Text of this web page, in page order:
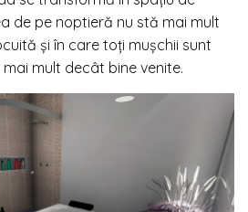
de pe noptieră nu stă mai mult
și în care toți mușchii sunt
mult decât bine venite.